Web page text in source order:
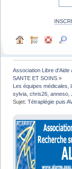
Association Libre d'Aide
SANTE ET SOINS »
Les équipes médicales,
sylvia ,chris26 ,anneso ,
Sujet:Tétraplégie puis